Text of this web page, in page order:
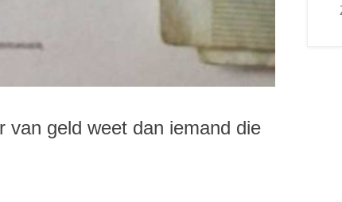
van geld weet dan iemand die